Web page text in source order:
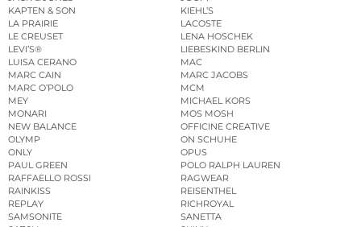
KAPTEN & SON
KIEHL’S
LA PRAIRIE
LACOSTE
LE CREUSET
LENA HOSCHEK
LEVI’S®
LIEBESKIND BERLIN
LUISA CERANO
MAC
MARC CAIN
MARC JACOBS
MARC O’POLO
MCM
MEY
MICHAEL KORS
MONARI
MOS MOSH
NEW BALANCE
OFFICINE CREATIVE
OLYMP
ON SCHUHE
ONLY
OPUS
PAUL GREEN
POLO RALPH LAUREN
RAFFAELLO ROSSI
RAGWEAR
RAINKISS
REISENTHEL
REPLAY
RICHROYAL
SAMSONITE
SANETTA